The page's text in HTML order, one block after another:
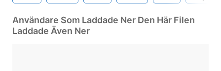
Användare Som Laddade Ner Den Här Filen
Laddade Även Ner